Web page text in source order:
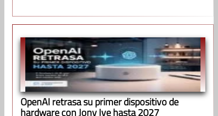
OpenAI retrasa su primer dispositivo de
hardware con Jony Ive hasta 2027